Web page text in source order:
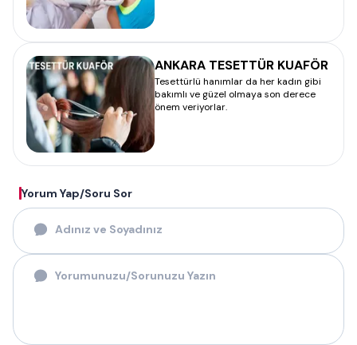
ANKARA TESETTÜR KUAFÖR
Tesettürlü hanımlar da her kadın gibi
bakımlı ve güzel olmaya son derece
önem veriyorlar.
Yorum Yap/Soru Sor